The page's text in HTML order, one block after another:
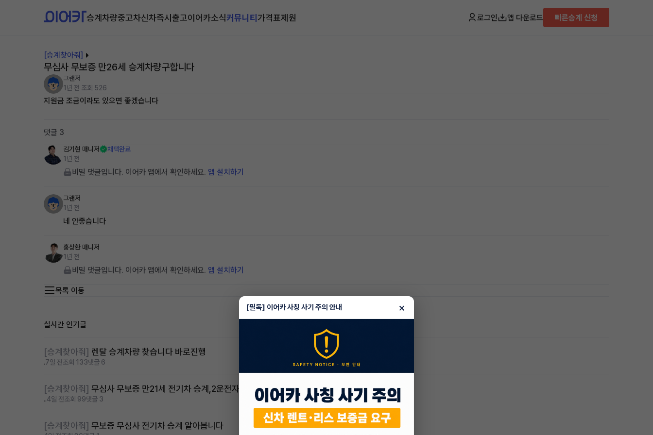
승계차량중고차신차즉시출고이어카소식커뮤니티가격표제원 로그인 앱 다운로드 빠른승계 신청
[승계찾아줘]
무심사 무보증 만26세 승계차량구합니다
그랜저
1년 전 조회 526
지원금 조금이라도 있으면 좋겠습니다
댓글 3
김기현 매니저
채택완료
1년 전
비밀 댓글입니다. 이어카 앱에서 확인하세요. 앱 설치하기
그랜저
1년 전
네 안좋습니다
홍상환 매니저
1년 전
비밀 댓글입니다. 이어카 앱에서 확인하세요. 앱 설치하기
목록 이동
실시간 인기글
[승계찾아줘] 렌탈 승계차량 찾습니다 바로진행
.7일 전조회 133댓글 6
[승계찾아줘] 무심사 무보증 만21세 전기차 승계,2운전자
..4일 전조회 99댓글 3
[승계찾아줘] 무보증 무심사 전기차 승계 알아봅니다
[필독] 이어카 사칭 사기 주의 안내 ×